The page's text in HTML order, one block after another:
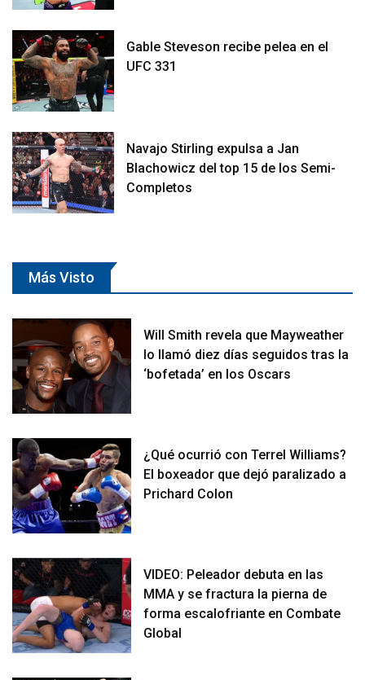
Gable Steveson recibe pelea en el
UFC 331
Navajo Stirling expulsa a Jan
Blachowicz del top 15 de los Semi-
Completos
Más Visto
Will Smith revela que Mayweather
lo llamó diez días seguidos tras la
‘bofetada’ en los Oscars
¿Qué ocurrió con Terrel Williams?
El boxeador que dejó paralizado a
Prichard Colon
VIDEO: Peleador debuta en las
MMA y se fractura la pierna de
forma escalofriante en Combate
Global